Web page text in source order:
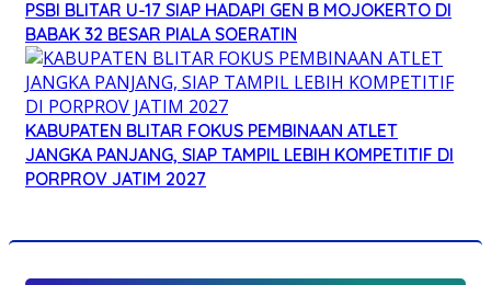
PSBI BLITAR U-17 SIAP HADAPI GEN B MOJOKERTO DI
BABAK 32 BESAR PIALA SOERATIN
KABUPATEN BLITAR FOKUS PEMBINAAN ATLET
JANGKA PANJANG, SIAP TAMPIL LEBIH KOMPETITIF DI
PORPROV JATIM 2027